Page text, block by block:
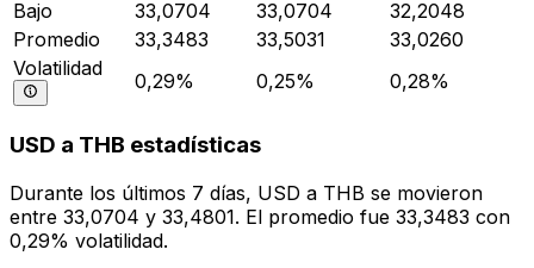
Bajo
33,0704 33,0704
32,2048
Promedio
33,3483 33,5031
33,0260
Volatilidad
0,29% 0,25% 0,28%
USD a THB estadísticas
Durante los últimos 7 días, USD a THB se movieron
entre 33,0704 y 33,4801. El promedio fue 33,3483 con
0,29% volatilidad.